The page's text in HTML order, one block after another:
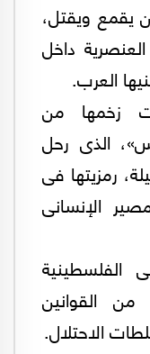
يقمع ويقتل،
داخل
العرب.
زخمها من
الذى رحل
رمزيتها فى
الإنسانى
الفلسطينية
القوانين
الاحتلال.